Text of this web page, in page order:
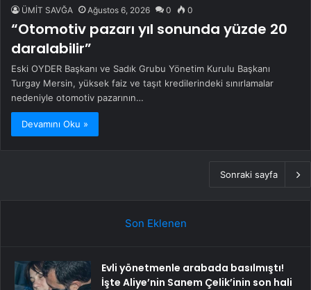
ÜMİT SAVĞA Ağustos 6, 2026 0 0
“Otomotiv pazarı yıl sonunda yüzde 20
daralabilir”
Eski OYDER Başkanı ve Sadık Grubu Yönetim Kurulu Başkanı
Turgay Mersin, yüksek faiz ve taşıt kredilerindeki sınırlamalar
nedeniyle otomotiv pazarının…
Devamını Oku »
Sonraki sayfa
Son Eklenen
Evli yönetmenle arabada basılmıştı!
İşte Aliye’nin Sanem Çelik’inin son hali